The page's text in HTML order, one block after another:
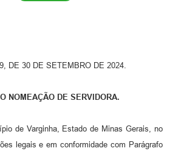
DE 30 DE SETEMBRO DE 2024.
NOMEAÇÃO DE SERVIDORA.
de Varginha, Estado de Minas Gerais, no
legais e em conformidade com Parágrafo